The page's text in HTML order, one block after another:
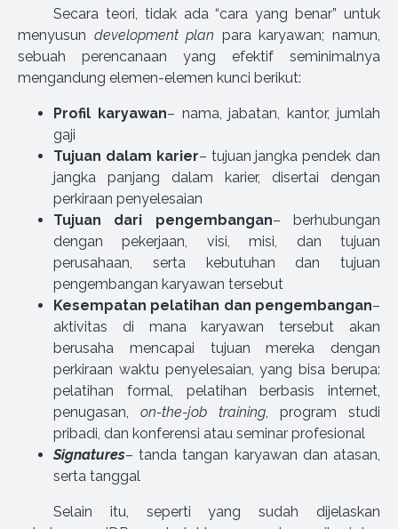
Secara teori, tidak ada “cara yang benar” untuk
menyusun development plan para karyawan; namun,
sebuah perencanaan yang efektif seminimalnya
mengandung elemen-elemen kunci berikut:
Profil karyawan– nama, jabatan, kantor, jumlah
gaji
Tujuan dalam karier– tujuan jangka pendek dan
jangka panjang dalam karier, disertai dengan
perkiraan penyelesaian
Tujuan dari pengembangan– berhubungan
dengan pekerjaan, visi, misi, dan tujuan
perusahaan, serta kebutuhan dan tujuan
pengembangan karyawan tersebut
Kesempatan pelatihan dan pengembangan–
aktivitas di mana karyawan tersebut akan
berusaha mencapai tujuan mereka dengan
perkiraan waktu penyelesaian, yang bisa berupa:
pelatihan formal, pelatihan berbasis internet,
penugasan, on-the-job training, program studi
pribadi, dan konferensi atau seminar profesional
Signatures– tanda tangan karyawan dan atasan,
serta tanggal
Selain itu, seperti yang sudah dijelaskan